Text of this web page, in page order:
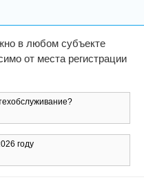
в любом субъекте
от места регистрации
году